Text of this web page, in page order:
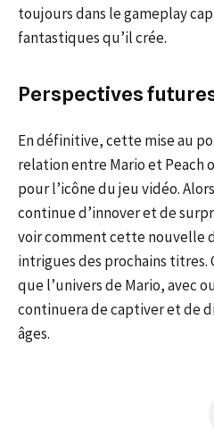
toujours dans le gameplay
fantastiques qu’il crée.
Perspectives
En définitive, cette mise au
relation entre Mario et Peach
pour l’icône du jeu vidéo.
continue d’innover et de
voir comment cette nouvelle
intrigues des prochains titres.
que l’univers de Mario, avec
continuera de captiver et de
âges.